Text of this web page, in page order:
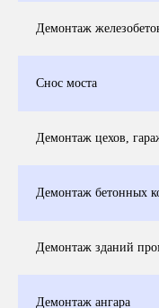
Демонтаж
Снос моста
Демонтаж цехов,
Демонтаж бетонных
Демонтаж зданий
Демонтаж ангара